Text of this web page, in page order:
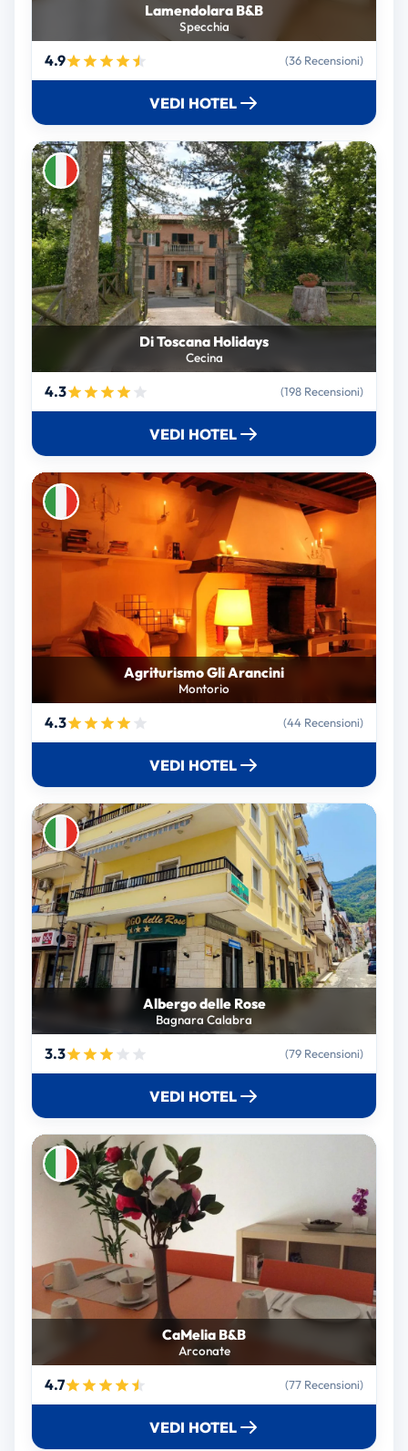
Lamendolara B&B
Specchia
4.9 (36 Recensioni)
VEDI HOTEL
Di Toscana Holidays
Cecina
4.3 (198 Recensioni)
VEDI HOTEL
Agriturismo Gli Arancini
Montorio
4.3 (44 Recensioni)
VEDI HOTEL
Albergo delle Rose
Bagnara Calabra
3.3 (79 Recensioni)
VEDI HOTEL
CaMelia B&B
Arconate
4.7 (77 Recensioni)
VEDI HOTEL